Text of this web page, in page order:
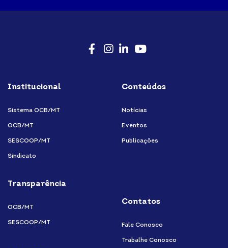
Institucional
Sistema OCB/MT
OCB/MT
SESCOOP/MT
Sindicato
Transparência
OCB/MT
SESCOOP/MT
Conteúdos
Notícias
Eventos
Publicações
Contatos
Fale Conosco
Trabalhe Conosco